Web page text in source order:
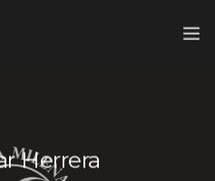
Herrera